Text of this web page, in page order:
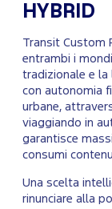
HYBRID
Transit Custom
entrambi i
tradizionale e la
con autonomia
urbane,
viaggiando in
garantisce
consumi
Una scelta
rinunciare alla